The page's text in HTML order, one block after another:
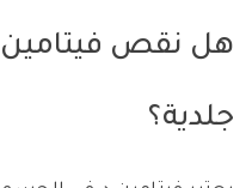
هل نقص
جلدية؟